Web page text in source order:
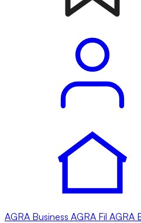
AGRA Business AGRA Fil AGRA